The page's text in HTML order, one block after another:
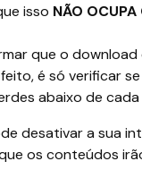
isso NÃO OCUPA
que o download
é só verificar
abaixo de cada
desativar a sua
os conteúdos